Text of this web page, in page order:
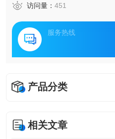
访问量： 451
服务热线
产品分类
相关文章